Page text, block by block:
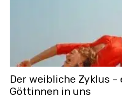
Der weibliche Zyklus –
Göttinnen in uns